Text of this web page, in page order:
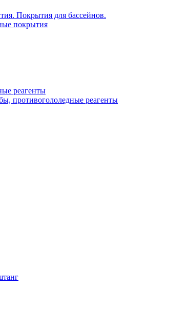
Покрытия для бассейнов.
покрытия
реагенты
противогололедные реагенты